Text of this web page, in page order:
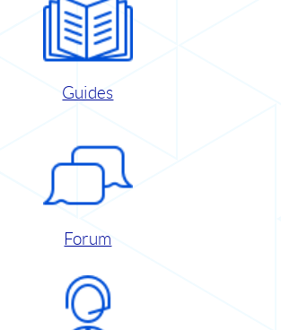
Guides
Forum